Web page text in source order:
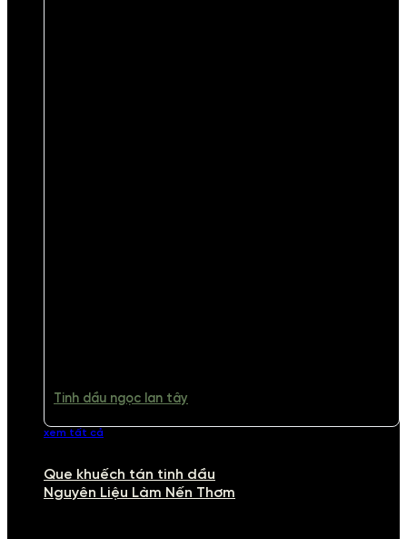
Tinh dầu ngọc lan tây
xem tất cả
Que khuếch tán tinh dầu
Nguyên Liệu Làm Nến Thơm